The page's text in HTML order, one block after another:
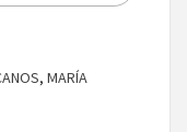
, MARÍA